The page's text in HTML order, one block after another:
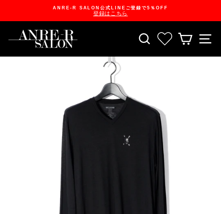
ANRE-R SALON公式LINEご登録で5％OFF
登録はこちら
SEARCHお気に入り一
CART